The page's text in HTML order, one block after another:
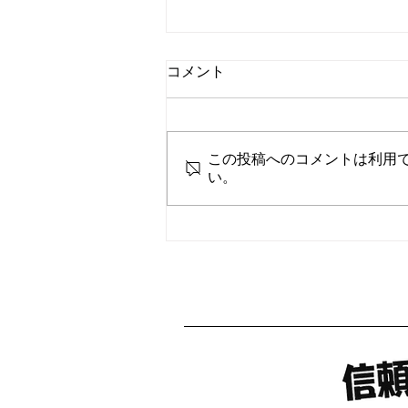
新築 半畳縁無し②
コメント
この投稿へのコメントは利用
い。